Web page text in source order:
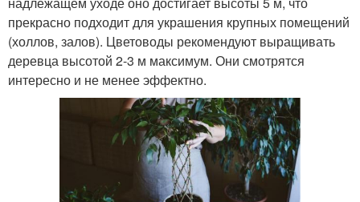
прекрасно подходит для украшения крупных помещений
(холлов, залов). Цветоводы рекомендуют выращивать
деревца высотой 2-3 м максимум. Они смотрятся
интересно и не менее эффектно.